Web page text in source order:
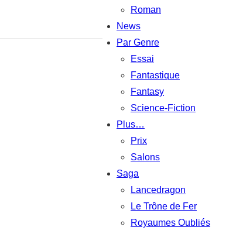
Roman
News
Par Genre
Essai
Fantastique
Fantasy
Science-Fiction
Plus…
Prix
Salons
Saga
Lancedragon
Le Trône de Fer
Royaumes Oubliés